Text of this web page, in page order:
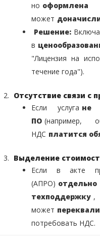
но оформлена
может
Решение:
в
"Лицензия на
течение года").
Отсутствие связи с
Если услуга не
ПО (например,
НДС платится
Выделение
Если в акте
(АПРО)
техподдержку
может
потребовать НДС.